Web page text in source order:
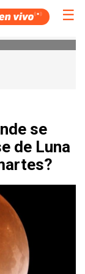
☰
se
de Luna